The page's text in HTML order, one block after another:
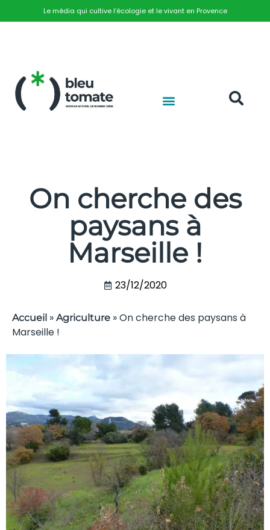
Le média qui cultive l’écologie et le vivant en Provence
On cherche des
paysans à
Marseille !
23/12/2020
Accueil » Agriculture »On cherche des paysans à
Marseille !